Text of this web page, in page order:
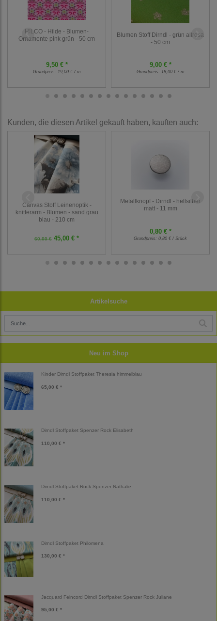
Artikelsuche
Neu im Shop
Kinder Dirndl Stoffpaket Theresia himmelblau
65,00 € *
Dirndl Stoffpaket Spenzer Rock Elisabeth
110,00 € *
Dirndl Stoffpaket Rock Spenzer Nathalie
110,00 € *
Dirndl Stoffpaket Philomena
130,00 € *
Jacquard Feincord Dirndl Stoffpaket Spenzer Rock Juliane
95,00 € *
HILCO - Hilde - Blumen-
Ornamente pink grün - 50 cm
9,50 € *
Grundpreis: 19,00 € / m
Blumen Stoff Dirndl - grün altrosa
- 50 cm
9,00 € *
Grundpreis: 18,00 € / m
Kunden, die diesen Artikel gekauft haben, kauften auch:
Canvas Stoff Leinenoptik -
knitterarm - Blumen - sand grau
blau - 210 cm
60,00 € 45,00 € *
Metallknopf - Dirndl - hellsilber
matt - 11 mm
0,80 € *
Grundpreis: 0,80 € / Stück